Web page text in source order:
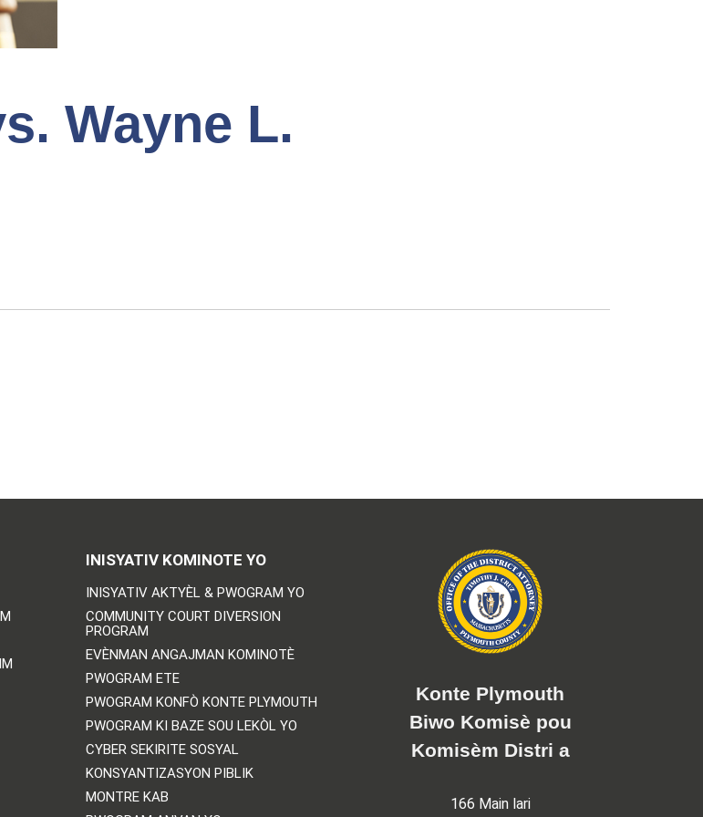
Wayne L.
INISYATIV KOMINOTE YO
INISYATIV AKTYÈL & PWOGRAM YO
COMMUNITY COURT DIVERSION
PROGRAM
EVÈNMAN ANGAJMAN KOMINOTÈ
PWOGRAM ETE
PWOGRAM KONFÒ KONTE PLYMOUTH
PWOGRAM KI BAZE SOU LEKÒL YO
CYBER SEKIRITE SOSYAL
KONSYANTIZASYON PIBLIK
MONTRE KAB
Konte Plymouth
Biwo Komisè pou
Komisèm Distri a
166 Main lari